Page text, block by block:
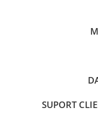
SUPORT